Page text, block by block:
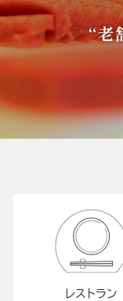
“老
レストラン